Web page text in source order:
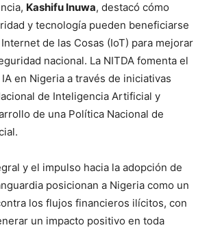
Kashifu Inuwa, destacó cómo
y tecnología pueden beneficiarse
de las Cosas (IoT) para mejorar
nacional. La NITDA fomenta el
en Nigeria a través de iniciativas
de Inteligencia Artificial y
de una Política Nacional de
y el impulso hacia la adopción de
posicionan a Nigeria como un
los flujos financieros ilícitos, con
un impacto positivo en toda